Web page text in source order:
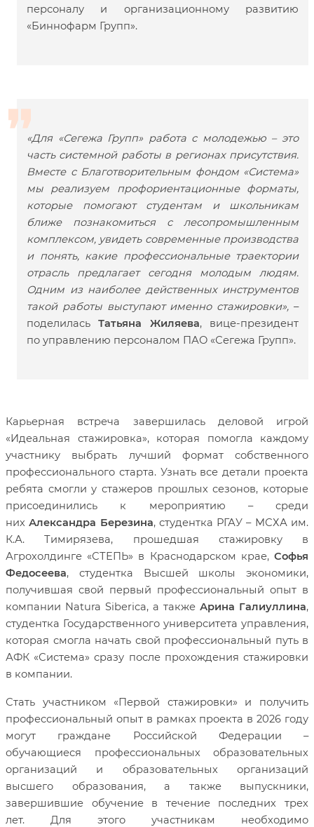
персоналу и организационному развитию
«Биннофарм Групп».
«Для «Сегежа Групп» работа с молодежью – это
часть системной работы в регионах присутствия.
Вместе с Благотворительным фондом «Система»
мы реализуем профориентационные форматы,
которые помогают студентам и школьникам
ближе познакомиться с лесопромышленным
комплексом, увидеть современные производства
и понять, какие профессиональные траектории
отрасль предлагает сегодня молодым людям.
Одним из наиболее действенных инструментов
такой работы выступают именно стажировки», –
поделиласьТатьяна Жиляева, вице-президент
по управлению персоналом ПАО «Сегежа Групп».
Карьерная встреча завершилась деловой игрой
«Идеальная стажировка», которая помогла каждому
участнику выбрать лучший формат собственного
профессионального старта. Узнать все детали проекта
ребята смогли у стажеров прошлых сезонов, которые
присоединились к мероприятию – среди
нихАлександра Березина, студентка РГАУ – МСХА им.
К.А. Тимирязева, прошедшая стажировку в
Агрохолдинге «СТЕПЬ» в Краснодарском крае, Софья
Федосеева, студентка Высшей школы экономики,
получившая свой первый профессиональный опыт в
компании Natura Siberica, а также Арина Галиуллина,
студентка Государственного университета управления,
которая смогла начать свой профессиональный путь в
АФК «Система» сразу после прохождения стажировки
в компании.
Стать участником «Первой стажировки» и получить
профессиональный опыт в рамках проекта в 2026 году
могут граждане Российской Федерации –
обучающиеся профессиональных образовательных
организаций и образовательных организаций
высшего образования, а также выпускники,
завершившие обучение в течение последних трех
лет. Для этого участникам необходимо